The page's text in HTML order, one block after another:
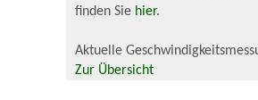
finden Sie hier.
Aktuelle
Zur Übersicht